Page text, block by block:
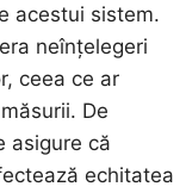
acestui sistem.
neînțelegeri
ceea ce ar
De
asigure că
echitatea